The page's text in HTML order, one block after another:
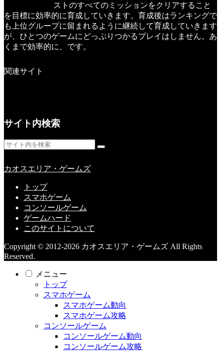
ストのすべてのミッションをクリアすること
を目標に効率的に育成していきます。育成後はランキングで
も上位グループに留まれるように継続して育成していきます
が、ひとつのゲームにどっぷりつかるプレイはしません。あ
くまで効率的に、です。
関連サイト
サイト内検索
カオスエリア・ゲームズ
トップ
スマホゲーム
コンソールゲーム
ゲームハード
このサイトについて
Copyright © 2012-2026 カオスエリア・ゲームズ All Rights
Reserved.
メニュー
トップ
スマホゲーム
スマホゲーム動向
スマホゲーム攻略
コンソールゲーム
コンソールゲーム動向
コンソールゲーム攻略